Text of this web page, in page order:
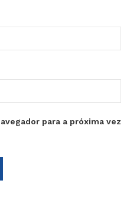
para a próxima vez